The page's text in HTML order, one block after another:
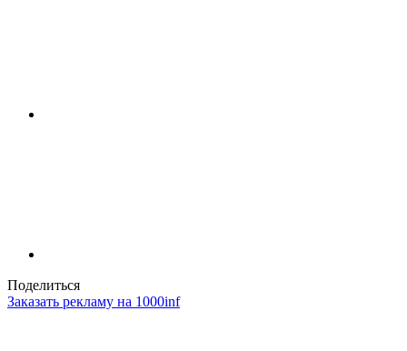
Поделиться
Заказать рекламу на 1000inf